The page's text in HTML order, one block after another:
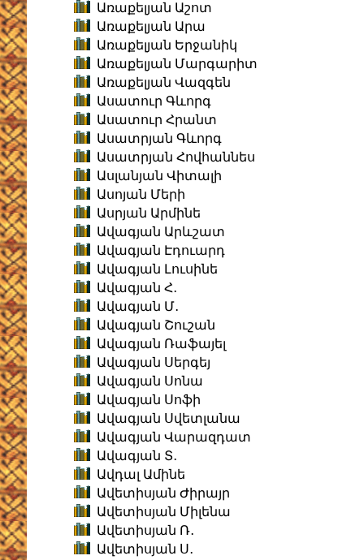
Առաքելյան Աշոտ
Առաքելյան Արա
Առաքելյան Երջանիկ
Առաքելյան Մարգարիտ
Առաքելյան Վազգեն
Ասատուր Գևորգ
Ասատուր Հրանտ
Ասատրյան Գևորգ
Ասատրյան Հովհաննես
Ասլանյան Վիտալի
Ասոյան Մերի
Ասրյան Արմինե
Ավագյան Արևշատ
Ավագյան Էդուարդ
Ավագյան Լուսինե
Ավագյան Հ․
Ավագյան Մ․
Ավագյան Շուշան
Ավագյան Ռաֆայել
Ավագյան Սերգեյ
Ավագյան Սոնա
Ավագյան Սոֆի
Ավագյան Սվետլանա
Ավագյան Վարազդատ
Ավագյան Տ․
Ավդալ Ամինե
Ավետիսյան Ժիրայր
Ավետիսյան Միլենա
Ավետիսյան Ռ․
Ավետիսյան Ս․